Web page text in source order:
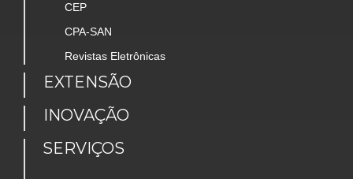
CEP
CPA-SAN
Revistas Eletrônicas
EXTENSÃO
INOVAÇÃO
SERVIÇOS